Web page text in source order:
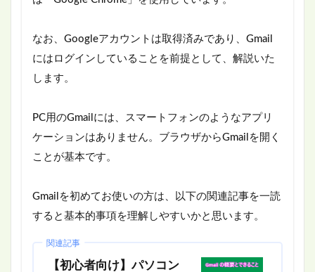
なお、Googleアカウントは取得済みであり、Gmail
にはログインしていることを前提として、解説いた
します。
PC用のGmailには、スマートフォンのようなアプリ
ケーションはありません。ブラウザからGmailを開く
ことが基本です。
Gmailを初めてお使いの方は、以下の関連記事を一読
すると基本的事項を理解しやすいかと思います。
関連記事
【初心者向け】パソコン